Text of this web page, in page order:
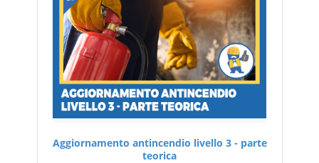
Aggiornamento antincendio livello 3 - parte
teorica